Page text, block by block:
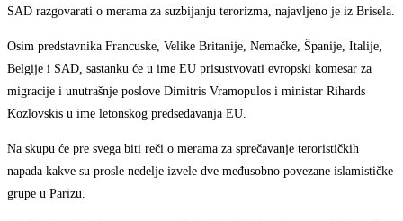
SAD razgovarati o merama za suzbijanju terorizma, najavljeno je iz Brisela.
Osim predstavnika Francuske, Velike Britanije, Nemačke, Španije, Italije,
Belgije i SAD, sastanku će u ime EU prisustvovati evropski komesar za
migracije i unutrašnje poslove Dimitris Vramopulos i ministar Rihards
Kozlovskis u ime letonskog predsedavanja EU.
Na skupu će pre svega biti reči o merama za sprečavanje terorističkih
napada kakve su prosle nedelje izvele dve međusobno povezane islamističke
grupe u Parizu.